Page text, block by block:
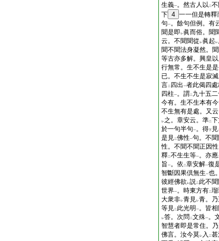
生義一。然古人以 二
下 4 一一但是轉釋
句一。餘句但例。有
聞是即 レ眞而俗。聞
云。不聞聞從 レ眞起 レ
聞不聞法身凝然。
等古亦多解。興皇以
行無常。生不生是
已。不生不生是寂
言二 四出 一者此偈四
四柱一。謂二 九十五
今有。生不生本有
不生無有是處。又
レ之。章安云。準二
於一句半句一。得下 見
是見二佛性一句。不
性。不聞不聞正因
釋二不生生等一。亦應
旨一。依 二章安解一復
智斷因果倶無生一也
彼經佛欲 レ説二 此不
世界一。時東方有二
大衆非レ青見レ青。
等見二 此光明 一。皆
レ答。次問 二文殊一。
智慧者即是常住。
佛言。汝今莫レ 入 二